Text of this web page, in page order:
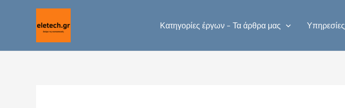
Μετάβαση
περιεχόμενο
Κατηγορίες έργων – Τα άρθρα μας Υπηρεσίες